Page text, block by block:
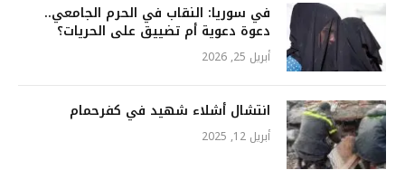
في سوريا: النقاب في الحرم الجامعي..
دعوة دعوية أم تضييق على الحريات؟
أبريل 25, 2026
انتشال أشلاء شهيد في كفرحمام
أبريل 12, 2025